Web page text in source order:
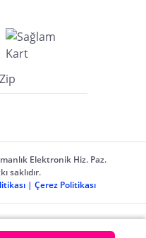
Elektronik Hiz. Paz.
saklıdır.
| Çerez Politikası